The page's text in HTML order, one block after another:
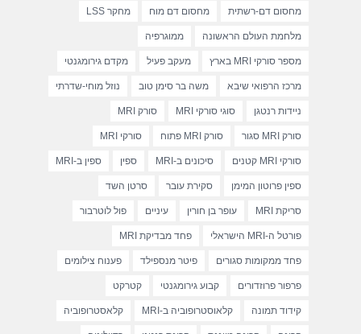
מחסום דם-רשתית מחסום דם מוח מחקר LSS
מלחמת העולם הראשונה ממוגרפיה
מספר סורקי MRI בארץ מעקב פעיל מקדם גירומגנטי
מרכז הרפואי שיבא משה בר סימן טוב נוזל מוחי-שדרתי
ניידות רנטגן סוגי סורקי MRI סורק MRI
סורק MRI סגור סורק MRI פתוח סורקי MRI
סורקי MRI קטנים סיכונים ב-MRI ספין ספין ב-MRI
ספין פרוטון המימן סקירת עובר סרטן השד
סריקת MRI עופר בן חורין עיניים פול לוטרבור
פורטל ה-MRI הישראלי פחד מבדיקת MRI
פחד ממקומות סגורים פיטר מנספילד פענוח צילומים
פרפור פרוזדורים קבוע גירומגנטי קטרקט
קידוד תמונה קלאוסטרופוביה ב-MRI קלאסטרופוביה